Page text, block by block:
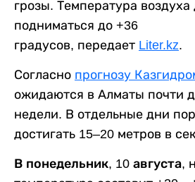
грозы. Температура
подниматься до +36
градусов, передает Liter.kz.
Согласно прогнозу
ожидаются в Алматы почти
недели. В отдельные дни
достигать 15–20 метров в
В понедельник, 10 августа,